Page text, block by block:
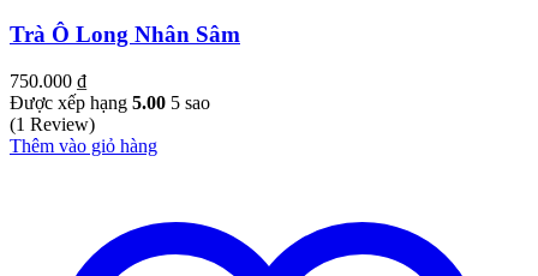
Trà Ô Long Nhân Sâm
750.000 ₫
Được xếp hạng 5.00 5 sao
(1 Review)
Thêm vào giỏ hàng